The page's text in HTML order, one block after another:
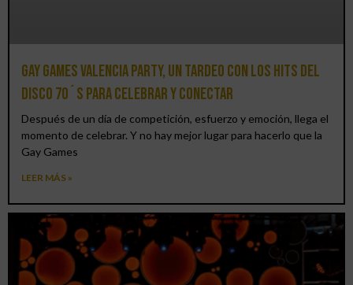
Gay Games Valencia Party, un tardeo con los hits del
DISCO 70´S para celebrar y conectar
Después de un día de competición, esfuerzo y emoción, llega el
momento de celebrar. Y no hay mejor lugar para hacerlo que la
Gay Games
LEER MÁS »